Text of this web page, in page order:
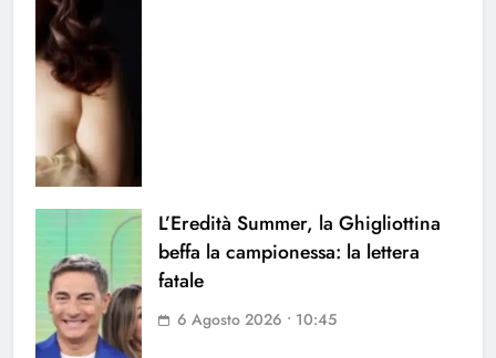
L’Eredità Summer, la Ghigliottina
beffa la campionessa: la lettera
fatale
6 Agosto 2026 • 10:45